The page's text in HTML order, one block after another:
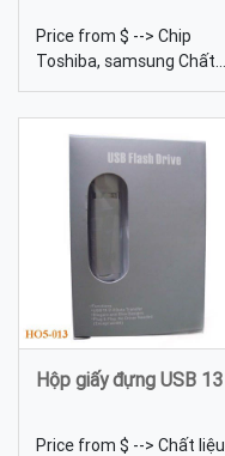
Price from $ --> Chip
Toshiba, samsung Chất
liệu Pha lê Dung lượng
64gb... USB pha lê 01 -
Cung cấp USB pha lê cao
cấp làm quà tặng khách
Hộp giấy đựng USB 13
Price from $ --> Chất liệu